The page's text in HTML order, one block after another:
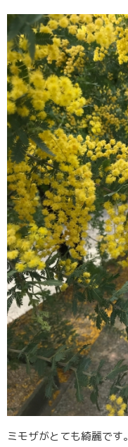
ミモザがとても綺麗です。